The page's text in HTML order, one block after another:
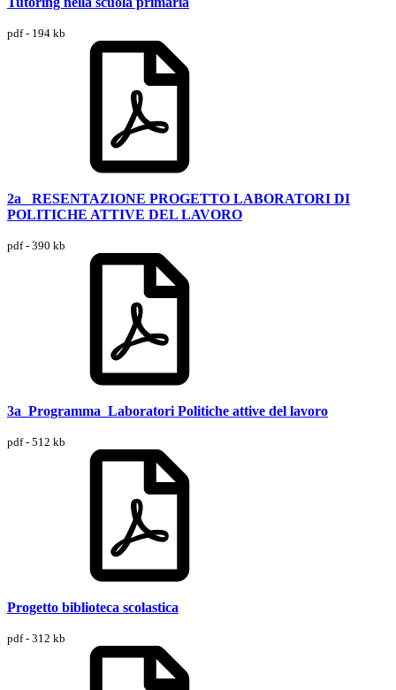
pdf - 194 kb
2a_ RESENTAZIONE PROGETTO LABORATORI DI
POLITICHE ATTIVE DEL LAVORO
pdf - 390 kb
3a_Programma_Laboratori Politiche attive del lavoro
pdf - 512 kb
Progetto biblioteca scolastica
pdf - 312 kb